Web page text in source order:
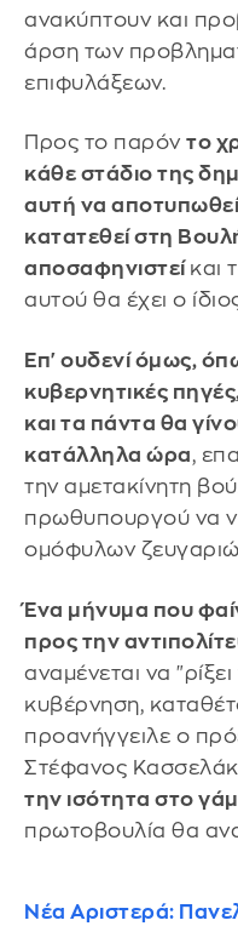
ανακύπτουν και
άρση των
επιφυλάξεων.
Προς το παρόν το
κάθε στάδιο της
αυτή να
κατατεθεί στη
αποσαφηνιστεί και
αυτού θα έχει ο
Επ' ουδενί όμως,
κυβερνητικές
και τα πάντα θα
κατάλληλα ώρα,
την αμετακίνητη
πρωθυπουργού να
ομόφυλων
Ένα μήνυμα που
προς την
αναμένεται να
κυβέρνηση,
προανήγγειλε ο
Στέφανος
την ισότητα στο
πρωτοβουλία θα
Νέα Αριστερά: